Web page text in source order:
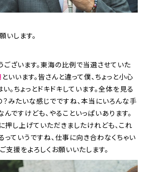
いします。
ございます。東海の比例で当選させていた
といいます。皆さんと違って僕、ちょっと小心
い。ちょっとドキドキしています。全体を見る
みたいな感じでですね、本当にいろんな手
ですけども、やることいっぱいあります。
押し上げていただきましたけれども、これ
ていうですね、仕事に向き合わなくちゃい
支援をよろしくお願いいたします。